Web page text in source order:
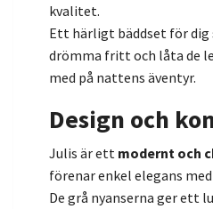
kvalitet.
Ett härligt bäddset för
drömma fritt och låta de
med på nattens äventyr.
Design och
Julis är ett modernt och
förenar enkel elegans
De grå nyanserna ger ett